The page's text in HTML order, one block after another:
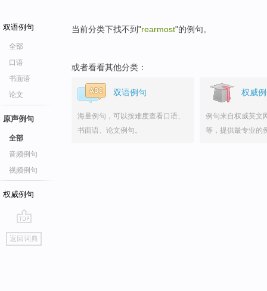
双语例句
全部
口语
书面语
论文
原声例句
全部
音频例句
视频例句
权威例句
go
top
返回词典
当前分类下找不到"rearmost"的例句。
或者看看其他分类：
双语例句
海量例句，可以按难度查看口语、
书面语、论文例句。
权威
例句来自权威英文
等，提供最专业的